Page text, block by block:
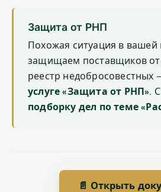
Защита от РНП
Похожая ситуация в
защищаем поставщиков
реестр недобросовестных
услуге «Защита от РНП».
подборку дел по теме
📄 Открыть